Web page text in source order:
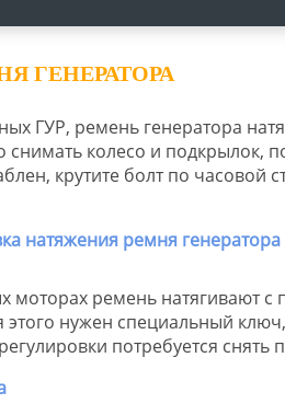
ГЕНЕРАТОРА
ГУР, ремень генератора
колесо и подкрылок,
крутите болт по часовой
моторах ремень натягивают
этого нужен специальный
потребуется снять